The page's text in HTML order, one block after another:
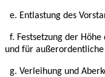
e. Entlastung des
f. Festsetzung der
und für außerordentliche
g. Verleihung und